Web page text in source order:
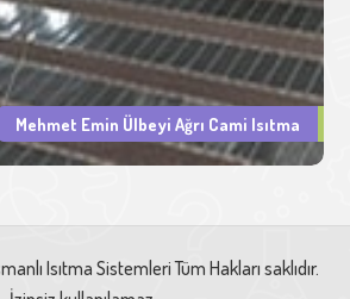
Mehmet Emin Ülbeyi Ağrı Cami Isıtma
Isıtma Sistemleri Tüm Hakları saklıdır.